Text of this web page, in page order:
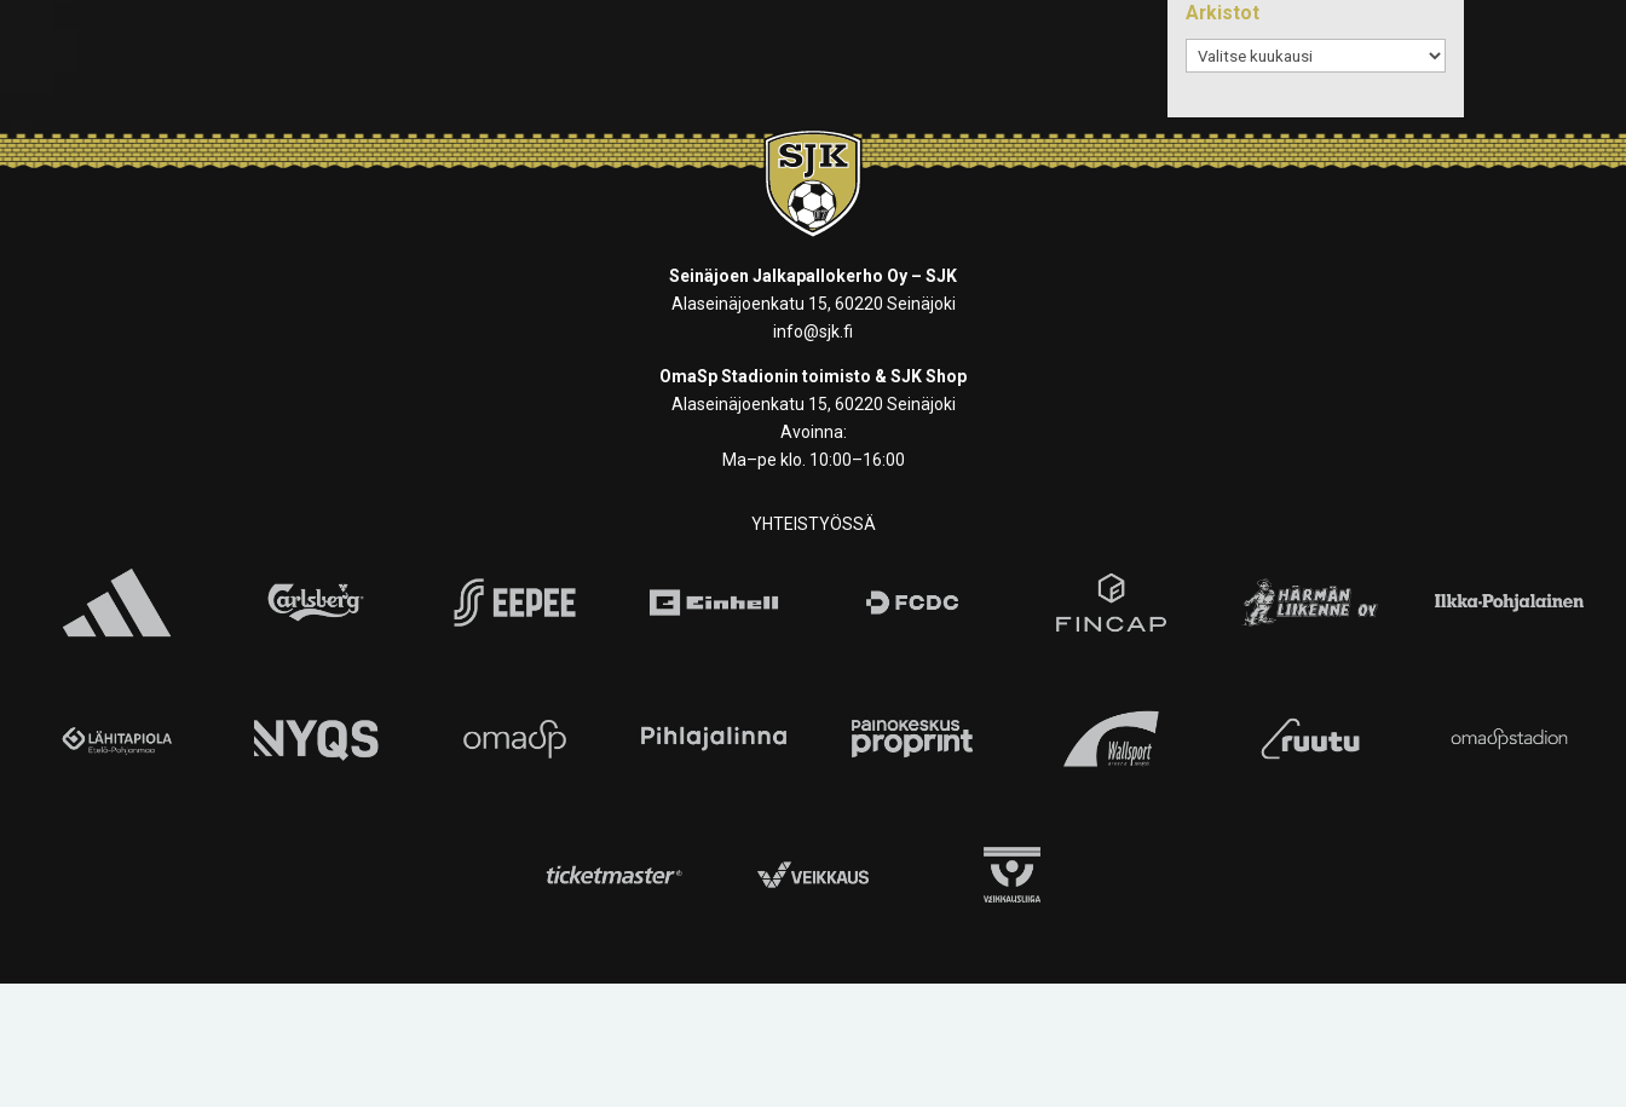
Arkistot
Arkistot
Seinäjoen Jalkapallokerho Oy – SJK
Alaseinäjoenkatu 15, 60220 Seinäjoki
info@sjk.fi
OmaSp Stadionin toimisto & SJK Shop
Alaseinäjoenkatu 15, 60220 Seinäjoki
Avoinna:
Ma–pe klo. 10:00–16:00
YHTEISTYÖSSÄ